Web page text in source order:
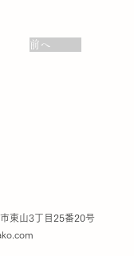
前へ
東山3丁目25番20号